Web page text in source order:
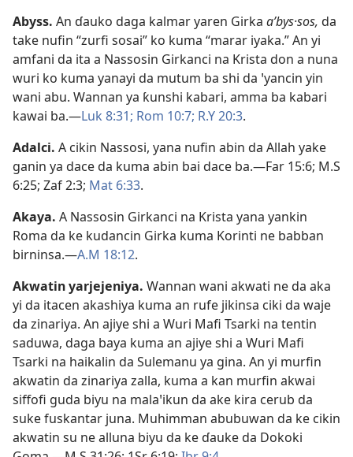
Abyss. An ɗauko daga kalmar yaren Girka aʹbys·sos, da
take nufin “zurfi sosai” ko kuma “marar iyaka.” An yi
amfani da ita a Nassosin Girkanci na Krista don a nuna
wuri ko kuma yanayi da mutum ba shi da ꞌyancin yin
wani abu. Wannan ya ƙunshi kabari, amma ba kabari
kawai ba.​—Luk 8:31; Rom 10:7; R.Y 20:3.
Adalci. A cikin Nassosi, yana nufin abin da Allah yake
ganin ya dace da kuma abin bai dace ba.​—Far 15:6; M.S
6:25; Zaf 2:3; Mat 6:33.
Akaya. A Nassosin Girkanci na Krista yana yankin
Roma da ke kudancin Girka kuma Korinti ne babban
birninsa.​—A.M 18:12.
Akwatin yarjejeniya. Wannan wani akwati ne da aka
yi da itacen akashiya kuma an rufe jikinsa ciki da waje
da zinariya. An ajiye shi a Wuri Mafi Tsarki na tentin
saduwa, daga baya kuma an ajiye shi a Wuri Mafi
Tsarki na haikalin da Sulemanu ya gina. An yi murfin
akwatin da zinariya zalla, kuma a kan murfin akwai
siffofi guda biyu na malaꞌikun da ake kira cerub da
suke fuskantar juna. Muhimman abubuwan da ke cikin
akwatin su ne alluna biyu da ke ɗauke da Dokoki